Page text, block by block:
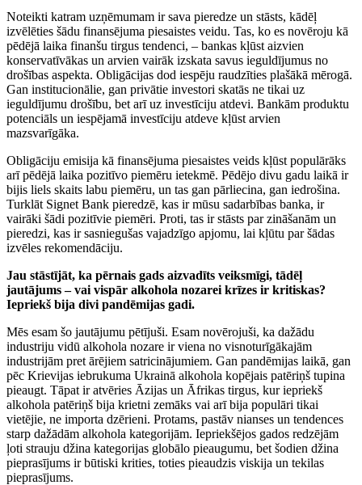
Noteikti katram uzņēmumam ir sava pieredze un stāsts, kādēļ
izvēlēties šādu finansējuma piesaistes veidu. Tas, ko es novēroju kā
pēdējā laika finanšu tirgus tendenci, – bankas kļūst aizvien
konservatīvākas un arvien vairāk izskata savus ieguldījumus no
drošības aspekta. Obligācijas dod iespēju raudzīties plašākā mērogā.
Gan institucionālie, gan privātie investori skatās ne tikai uz
ieguldījumu drošību, bet arī uz investīciju atdevi. Bankām produktu
potenciāls un iespējamā investīciju atdeve kļūst arvien
mazsvarīgāka.
Obligāciju emisija kā finansējuma piesaistes veids kļūst populārāks
arī pēdējā laika pozitīvo piemēru ietekmē. Pēdējo divu gadu laikā ir
bijis liels skaits labu piemēru, un tas gan pārliecina, gan iedrošina.
Turklāt Signet Bank pieredzē, kas ir mūsu sadarbības banka, ir
vairāki šādi pozitīvie piemēri. Proti, tas ir stāsts par zināšanām un
pieredzi, kas ir sasniegušas vajadzīgo apjomu, lai kļūtu par šādas
izvēles rekomendāciju.
Jau stāstījāt, ka pērnais gads aizvadīts veiksmīgi, tādēļ
jautājums – vai vispār alkohola nozarei krīzes ir kritiskas?
Iepriekš bija divi pandēmijas gadi.
Mēs esam šo jautājumu pētījuši. Esam novērojuši, ka dažādu
industriju vidū alkohola nozare ir viena no visnoturīgākajām
industrijām pret ārējiem satricinājumiem. Gan pandēmijas laikā, gan
pēc Krievijas iebrukuma Ukrainā alkohola kopējais patēriņš tupina
pieaugt. Tāpat ir atvēries Āzijas un Āfrikas tirgus, kur iepriekš
alkohola patēriņš bija krietni zemāks vai arī bija populāri tikai
vietējie, ne importa dzērieni. Protams, pastāv nianses un tendences
starp dažādām alkohola kategorijām. Iepriekšējos gados redzējām
ļoti strauju džina kategorijas globālo pieaugumu, bet šodien džina
pieprasījums ir būtiski krities, toties pieaudzis viskija un tekilas
pieprasījums.